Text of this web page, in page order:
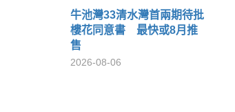
牛池灣33清水灣首兩期待批
樓花同意書 最快或8月推
售
2026-08-06